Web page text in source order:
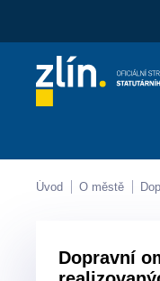
Kontakty
Úvod O městě
Dopravní